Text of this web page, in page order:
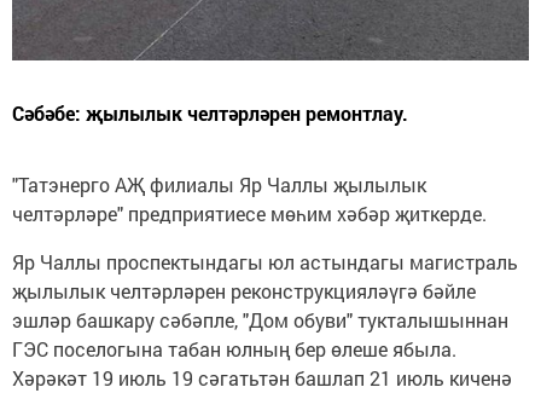
Сәбәбе: җылылык челтәрләрен ремонтлау.
"Татэнерго АҖ филиалы Яр Чаллы җылылык
челтәрләре" предприятиесе мөһим хәбәр җиткерде.
Яр Чаллы проспектындагы юл астындагы магистраль
җылылык челтәрләрен реконструкцияләүгә бәйле
эшләр башкару сәбәпле, "Дом обуви" тукталышыннан
ГЭС поселогына табан юлның бер өлеше ябыла.
Хәрәкәт 19 июль 19 сәгатьтән башлап 21 июль киченә